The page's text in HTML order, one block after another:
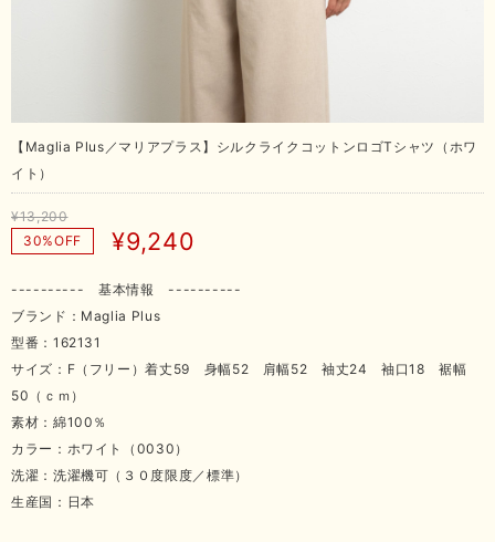
【Maglia Plus／マリアプラス】シルクライクコットンロゴTシャツ（ホワ
イト）
¥13,200
30%OFF
¥9,240
---------- 基本情報 ----------
ブランド：Maglia Plus
型番：162131
サイズ：F（フリー）着丈59 身幅52 肩幅52 袖丈24 袖口18 裾幅
50（ｃｍ）
素材：綿100％
カラー：ホワイト（0030）
洗濯：洗濯機可（３０度限度／標準）
生産国：日本